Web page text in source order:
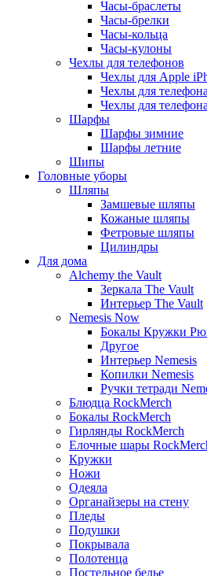
Часы-браслеты
Часы-брелки
Часы-кольца
Часы-кулоны
Чехлы для телефонов
Чехлы для Apple
Чехлы для
Чехлы для
Шарфы
Шарфы зимние
Шарфы летние
Шипы
Головные уборы
Шляпы
Замшевые шляпы
Кожаные шляпы
Фетровые шляпы
Цилиндры
Для дома
Alchemy the Vault
Зеркала The Vault
Интерьер The Vault
Nemesis Now
Бокалы Кружки
Другое
Интерьер Nemesis
Копилки Nemesis
Ручки тетради
Блюдца RockMerch
Бокалы RockMerch
Гирлянды RockMerch
Елочные шары
Кружки
Ножи
Одеяла
Органайзеры на стену
Пледы
Подушки
Покрывала
Полотенца
Постельное белье